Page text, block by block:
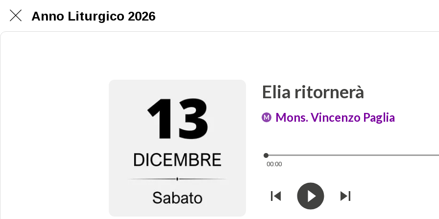
Anno Liturgico 2026
Elia ritornerà
M Mons. Vincenzo Paglia
00:00